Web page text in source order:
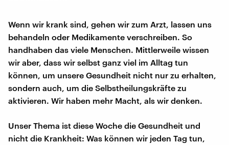
Wenn wir krank sind, gehen wir zum Arzt, lassen uns
behandeln oder Medikamente verschreiben. So
handhaben das viele Menschen. Mittlerweile wissen
wir aber, dass wir selbst ganz viel im Alltag tun
können, um unsere Gesundheit nicht nur zu erhalten,
sondern auch, um die Selbstheilungskräfte zu
aktivieren. Wir haben mehr Macht, als wir denken.
Unser Thema ist diese Woche die Gesundheit und
nicht die Krankheit: Was können wir jeden Tag tun,